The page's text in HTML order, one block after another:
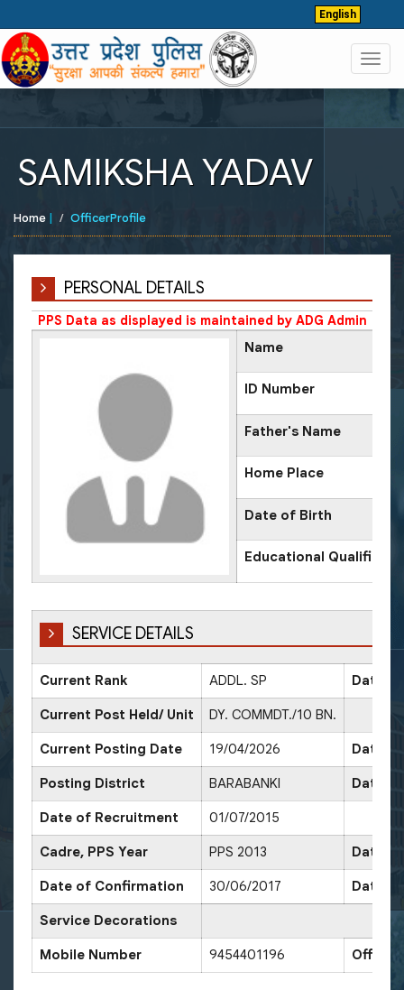
English
SAMIKSHA YADAV
Home | OfficerProfile
PERSONAL DETAILS
PPS Data as displayed is maintained by ADG Admin
Name
ID Number
Father's Name
Home Place
Date of Birth
Educational
SERVICE DETAILS
Current Rank ADDL. SP Date
Current Post Held/ Unit DY. COMMDT./10 BN.
Current Posting Date 19/04/2026 Date
Posting District BARABANKI Date
Date of Recruitment 01/07/2015
Cadre, PPS Year PPS 2013 Date
Date of Confirmation 30/06/2017 Date
Service Decorations
Mobile Number 9454401196 Office